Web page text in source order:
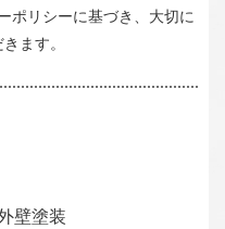
ポリシーに基づき、大切に
ます。
壁塗装